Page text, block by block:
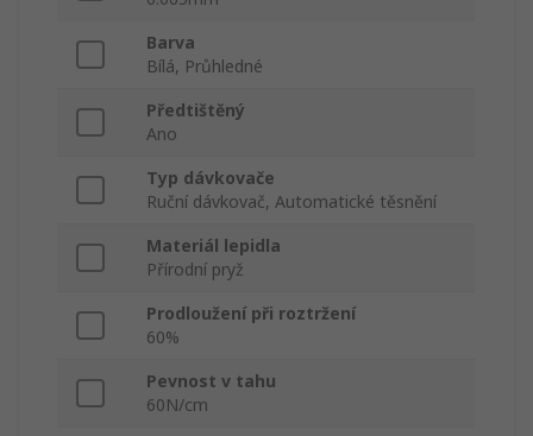
Barva
Bílá, Průhledné
Předtištěný
Ano
Typ dávkovače
Ruční dávkovač, Automatické těsnění
Materiál lepidla
Přírodní pryž
Prodloužení při roztržení
60%
Pevnost v tahu
60N/cm